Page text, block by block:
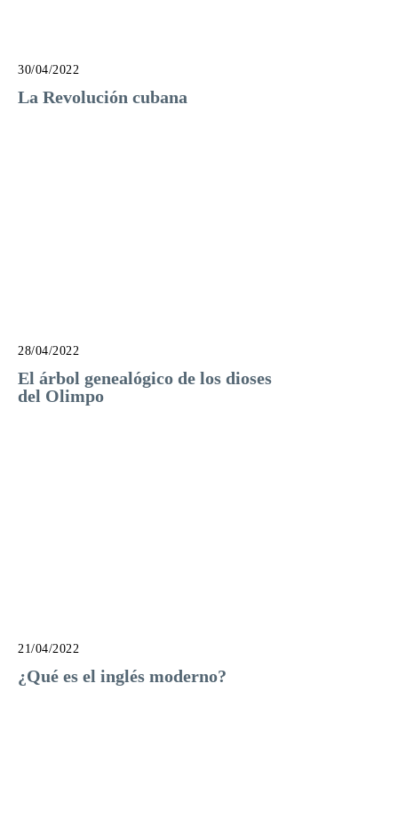
30/04/2022
La Revolución cubana
28/04/2022
El árbol genealógico de los dioses
del Olimpo
21/04/2022
¿Qué es el inglés moderno?